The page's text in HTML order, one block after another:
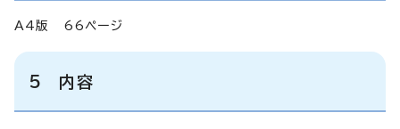
A4版 66ページ
5 内容